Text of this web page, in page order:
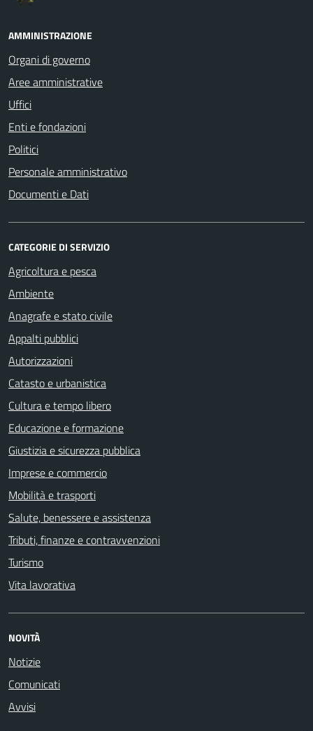
AMMINISTRAZIONE
Organi di governo
Aree amministrative
Uffici
Enti e fondazioni
Politici
Personale amministrativo
Documenti e Dati
CATEGORIE DI SERVIZIO
Agricoltura e pesca
Ambiente
Anagrafe e stato civile
Appalti pubblici
Autorizzazioni
Catasto e urbanistica
Cultura e tempo libero
Educazione e formazione
Giustizia e sicurezza pubblica
Imprese e commercio
Mobilità e trasporti
Salute, benessere e assistenza
Tributi, finanze e contravvenzioni
Turismo
Vita lavorativa
NOVITÀ
Notizie
Comunicati
Avvisi